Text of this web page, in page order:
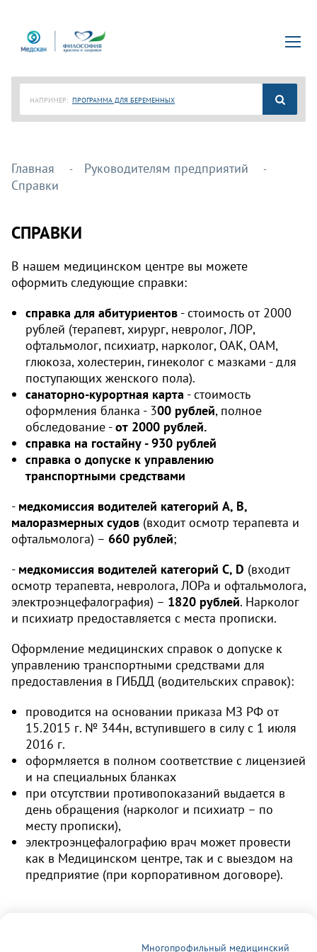
НАПРИМЕР: ПРОГРАММА ДЛЯ БЕРЕМЕННЫХ
Главная
Руководителям предприятий
Справки
СПРАВКИ
В нашем медицинском центре вы можете
оформить следующие справки:
справка для абитуриентов - стоимость от 2000
рублей (терапевт, хирург, невролог, ЛОР,
офтальмолог, психиатр, нарколог, ОАК, ОАМ,
глюкоза, холестерин, гинеколог с мазками - для
поступающих женского пола).
санаторно-курортная карта - стоимость
оформления бланка - 300 рублей, полное
обследование -от 2000 рублей.
справка на гостайну - 930 рублей
справка о допуске к управлению
транспортными средствами
- медкомиссия водителей категорий А, В,
малоразмерных судов (входит осмотр терапевта и
офтальмолога) – 660 рублей;
- медкомиссия водителей категорий C, D (входит
осмотр терапевта, невролога, ЛОРа и офтальмолога,
электроэнцефалография) – 1820 рублей. Нарколог
и психиатр предоставляется с места прописки.
Оформление медицинских справок о допуске к
управлению транспортными средствами для
предоставления в ГИБДД (водительских справок):
проводится на основании приказа МЗ РФ от
15.2015 г. № 344н, вступившего в силу с 1 июля
2016 г.
оформляется в полном соответствие с лицензией
и на специальных бланках
при отсутствии противопоказаний выдается в
день обращения (нарколог и психиатр – по
месту прописки),
электроэнцефалографию врач может провести
как в Медицинском центре, так и с выездом на
предприятие (при корпоративном договоре).
Многопрофильный медицинский